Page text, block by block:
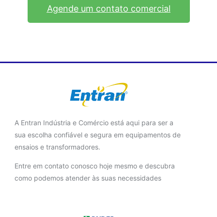
Agende um contato comercial
A Entran Indústria e Comércio está aqui para ser a
sua escolha confiável e segura em equipamentos de
ensaios e transformadores.
Entre em contato conosco hoje mesmo e descubra
como podemos atender às suas necessidades